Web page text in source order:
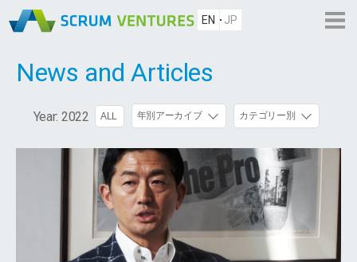
EN JP
News and Articles
Year: 2022 ALL 年別アーカイブ カテゴリー別